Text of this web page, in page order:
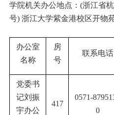
学院机关办公地点： (浙江省
号) 浙江大学紫金港校区开物
办公室
名称
房
号
联系电话
党委书
记刘振
宇办公
417
0571-
0